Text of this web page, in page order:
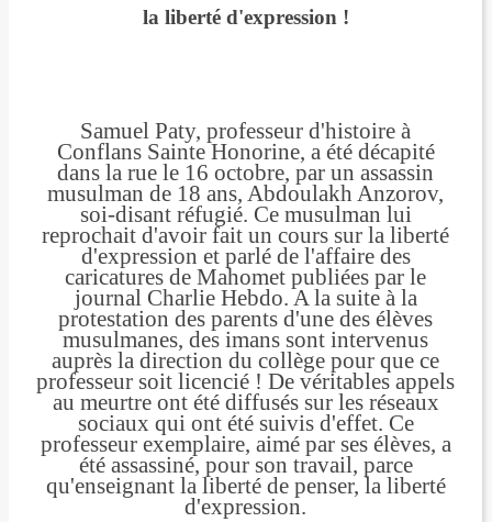
la liberté d'expression !
Samuel Paty, professeur d'histoire à
Conflans Sainte Honorine, a été décapité
dans la rue le 16 octobre, par un assassin
musulman de 18 ans, Abdoulakh Anzorov,
soi-disant réfugié. Ce musulman lui
reprochait d'avoir fait un cours sur la liberté
d'expression et parlé de l'affaire des
caricatures de Mahomet publiées par le
journal Charlie Hebdo. A la suite à la
protestation des parents d'une des élèves
musulmanes, des imans sont intervenus
auprès la direction du collège pour que ce
professeur soit licencié ! De véritables appels
au meurtre ont été diffusés sur les réseaux
sociaux qui ont été suivis d'effet. Ce
professeur exemplaire, aimé par ses élèves, a
été assassiné, pour son travail, parce
qu'enseignant la liberté de penser, la liberté
d'expression.